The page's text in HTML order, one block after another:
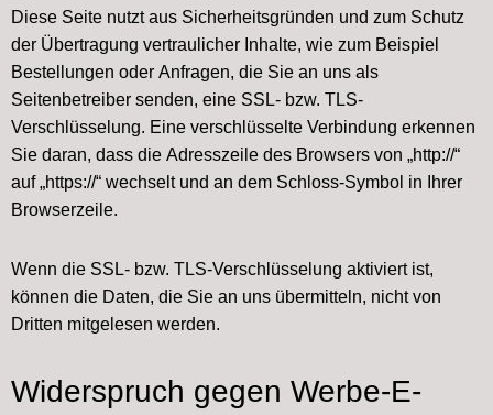
Diese Seite nutzt aus Sicherheitsgründen und zum Schutz
der Übertragung vertraulicher Inhalte, wie zum Beispiel
Bestellungen oder Anfragen, die Sie an uns als
Seitenbetreiber senden, eine SSL- bzw. TLS-
Verschlüsselung. Eine verschlüsselte Verbindung erkennen
Sie daran, dass die Adresszeile des Browsers von „http://“
auf „https://“ wechselt und an dem Schloss-Symbol in Ihrer
Browserzeile.
Wenn die SSL- bzw. TLS-Verschlüsselung aktiviert ist,
können die Daten, die Sie an uns übermitteln, nicht von
Dritten mitgelesen werden.
Widerspruch gegen Werbe-E-